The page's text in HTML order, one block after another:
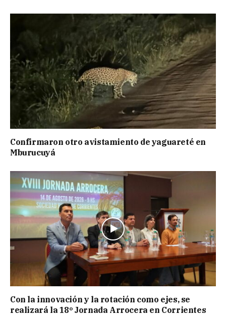
Confirmaron otro avistamiento de yaguareté en
Mburucuyá
Con la innovación y la rotación como ejes, se
realizará la 18º Jornada Arrocera en Corrientes